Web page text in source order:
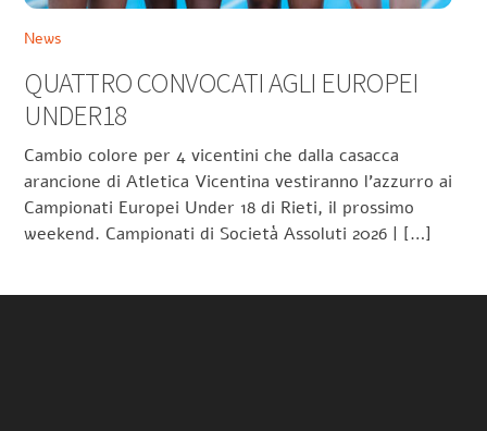
News
QUATTRO CONVOCATI AGLI EUROPEI
UNDER18
Cambio colore per 4 vicentini che dalla casacca
arancione di Atletica Vicentina vestiranno l’azzurro ai
Campionati Europei Under 18 di Rieti, il prossimo
weekend. Campionati di Società Assoluti 2026 | […]